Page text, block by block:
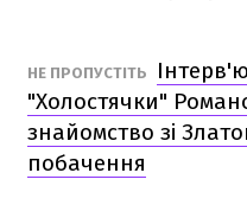
НЕ ПРОПУСТІТЬ
"Холостячки"
знайомство зі
побачення